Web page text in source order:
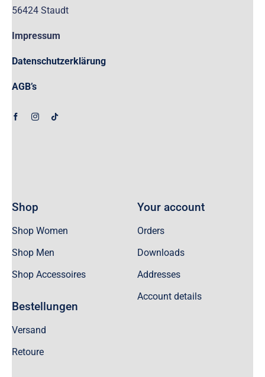
56424 Staudt
Impressum
Datenschutzerklärung
AGB’s
Shop
Shop Women
Shop Men
Shop Accessoires
Bestellungen
Versand
Retoure
Your account
Orders
Downloads
Addresses
Account details